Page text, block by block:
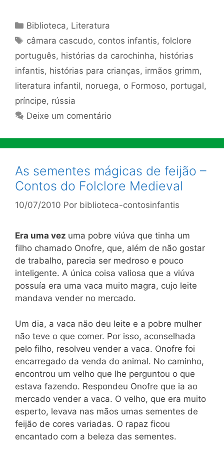
Categorias
Biblioteca, Literatura
Tags
câmara cascudo, contos infantis,folclore
português, histórias da carochinha, histórias
infantis, histórias para crianças, irmãos grimm,
literatura infantil, noruega, o Formoso, portugal,
príncipe, rússia
Deixe um comentário
As sementes mágicas de feijão –
Contos do Folclore Medieval
10/07/2010 Por biblioteca-contosinfantis
Era uma vez uma pobre viúva que tinha um
filho chamado Onofre, que, além de não gostar
de trabalho, parecia ser medroso e pouco
inteligente. A única coisa valiosa que a viúva
possuía era uma vaca muito magra, cujo leite
mandava vender no mercado.
Um dia, a vaca não deu leite e a pobre mulher
não teve o que comer. Por isso, aconselhada
pelo filho, resolveu vender a vaca. Onofre foi
encarregado da venda do animal. No caminho,
encontrou um velho que lhe perguntou o que
estava fazendo. Respondeu Onofre que ia ao
mercado vender a vaca. O velho, que era muito
esperto, levava nas mãos umas sementes de
feijão de cores variadas. O rapaz ficou
encantado com a beleza das sementes.